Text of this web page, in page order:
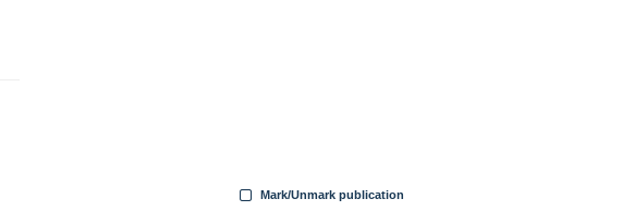
Mark/Unmark publication